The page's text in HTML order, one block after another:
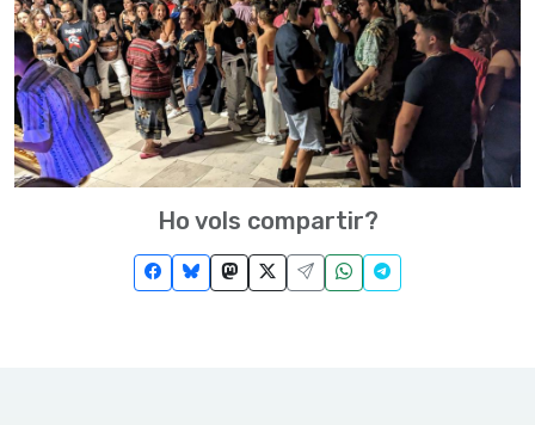
Ho vols compartir?